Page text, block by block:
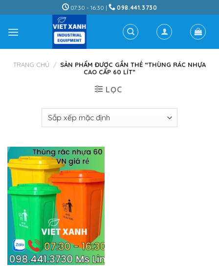
to
content
07:30 - 16:30 | 098.441.3730
TRANG CHỦ / SẢN PHẨM ĐƯỢC GẮN THẺ “THÙNG RÁC NHỰA
CAO CẤP 60 LÍT”
LỌC